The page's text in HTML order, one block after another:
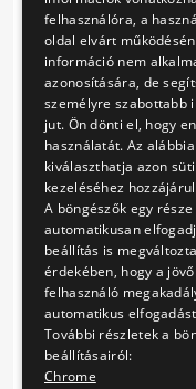
Eljárás száma
Ajánlattételi
határidő
Ajánlati
2. sz.
felhasználóra, a
oldal elvárt
információ nem
azonosítására, de
személyre szabottabb
jut. Ön dönti el, hogy
használatát. Az
kiválaszthatja azon
kezeléséhez
A böngészők egy
automatikusan
beállítás is
érdekében, hogy a
felhasználó
automatikus
További részletek a
beállításairól:
Chrome